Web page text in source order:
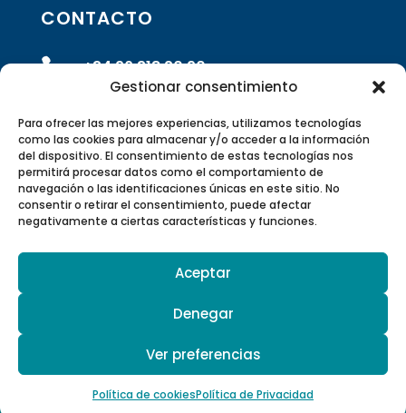
Gestionar consentimiento
Para ofrecer las mejores experiencias, utilizamos tecnologías
como las cookies para almacenar y/o acceder a la información
del dispositivo. El consentimiento de estas tecnologías nos
permitirá procesar datos como el comportamiento de
navegación o las identificaciones únicas en este sitio. No
consentir o retirar el consentimiento, puede afectar
negativamente a ciertas características y funciones.
Aceptar
Denegar
Ver preferencias
Política de cookiesPolítica de Privacidad
CONTACTO
 +34 96 318 20 90
 info@rivasrobotics.com
 Envíanos un formulario

Polígono Industrial Suzi Calle 5 –
© 2026 Hurtado Rivas SL | Todos los derechos
reservados |Aviso Legal y Política de Privacidad
|Política de Cookies